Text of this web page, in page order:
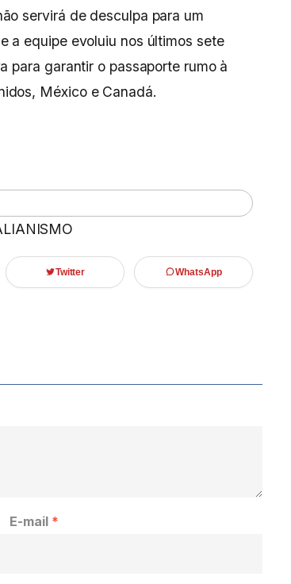
servirá de desculpa para um
a equipe evoluiu nos últimos sete
para garantir o passaporte rumo à
México e Canadá.
Twitter WhatsApp
E-mail *